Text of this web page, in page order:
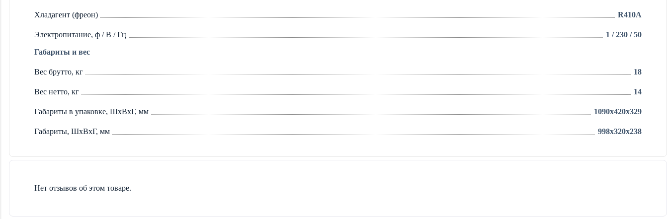
Хладагент (фреон) R410A
Электропитание, ф / В / Гц 1 / 230 / 50
Габариты и вес
Вес брутто, кг 18
Вес нетто, кг 14
Габариты в упаковке, ШxВxГ, мм 1090x420x329
Габариты, ШxВxГ, мм 998x320x238
Нет отзывов об этом товаре.